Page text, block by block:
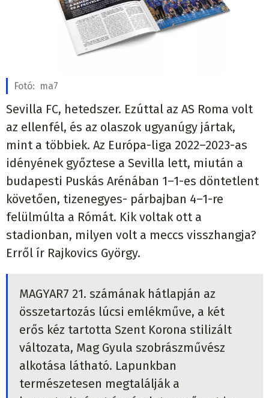
Fotó: ma7
Sevilla FC, hetedszer. Ezúttal az AS Roma volt
az ellenfél, és az olaszok ugyanúgy jártak,
mint a többiek. Az Európa-liga 2022–2023-as
idényének győztese a Sevilla lett, miután a
budapesti Puskás Arénában 1–1-es döntetlent
követően, tizenegyes- párbajban 4–1-re
felülmúlta a Rómát. Kik voltak ott a
stadionban, milyen volt a meccs visszhangja?
Erről ír Rajkovics György.
MAGYAR7 21. számának hátlapján az
összetartozás lúcsi emlékműve, a két
erős kéz tartotta Szent Korona stilizált
változata, Mag Gyula szobrászművész
alkotása látható. Lapunkban
természetesen megtalálják a